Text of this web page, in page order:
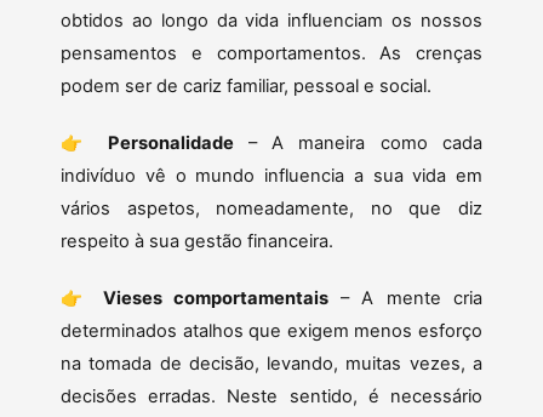
obtidos ao longo da vida influenciam os nossos
pensamentos e comportamentos. As crenças
podem ser de cariz familiar, pessoal e social.
👉 Personalidade– A maneira como cada
indivíduo vê o mundo influencia a sua vida em
vários aspetos, nomeadamente, no que diz
respeito à sua gestão financeira.
👉 Vieses comportamentais– A mente cria
determinados atalhos que exigem menos esforço
na tomada de decisão, levando, muitas vezes, a
decisões erradas. Neste sentido, é necessário